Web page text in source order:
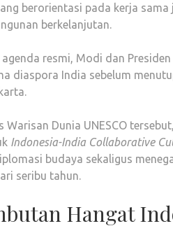
berorientasi pada kerja
berkelanjutan.
agenda resmi, Modi dan
diaspora India sebelum
Warisan Dunia UNESCO
Indonesia-India Collaborative
budaya sekaligus
seribu tahun.
Hangat